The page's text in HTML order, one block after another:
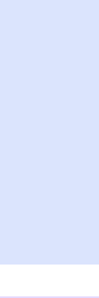
有工作（而新职员